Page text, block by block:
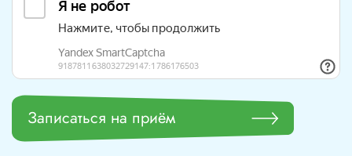
Записаться на приём